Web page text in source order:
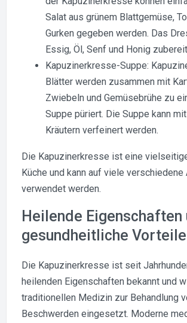
Salat aus grünem Blattgemüse,
Gurken gegeben werden. Das
Essig, Öl, Senf und Honig
Kapuzinerkresse-Suppe:
Blätter werden zusammen mit
Zwiebeln und Gemüsebrühe zu
Suppe püriert. Die Suppe kann
Kräutern verfeinert werden.
Die Kapuzinerkresse ist eine
Küche und kann auf viele verschiedene
verwendet werden.
Heilende Eigenschaften
gesundheitliche Vorteile
Die Kapuzinerkresse ist seit
heilenden Eigenschaften bekannt und
traditionellen Medizin zur Behandlung
Beschwerden eingesetzt. Moderne